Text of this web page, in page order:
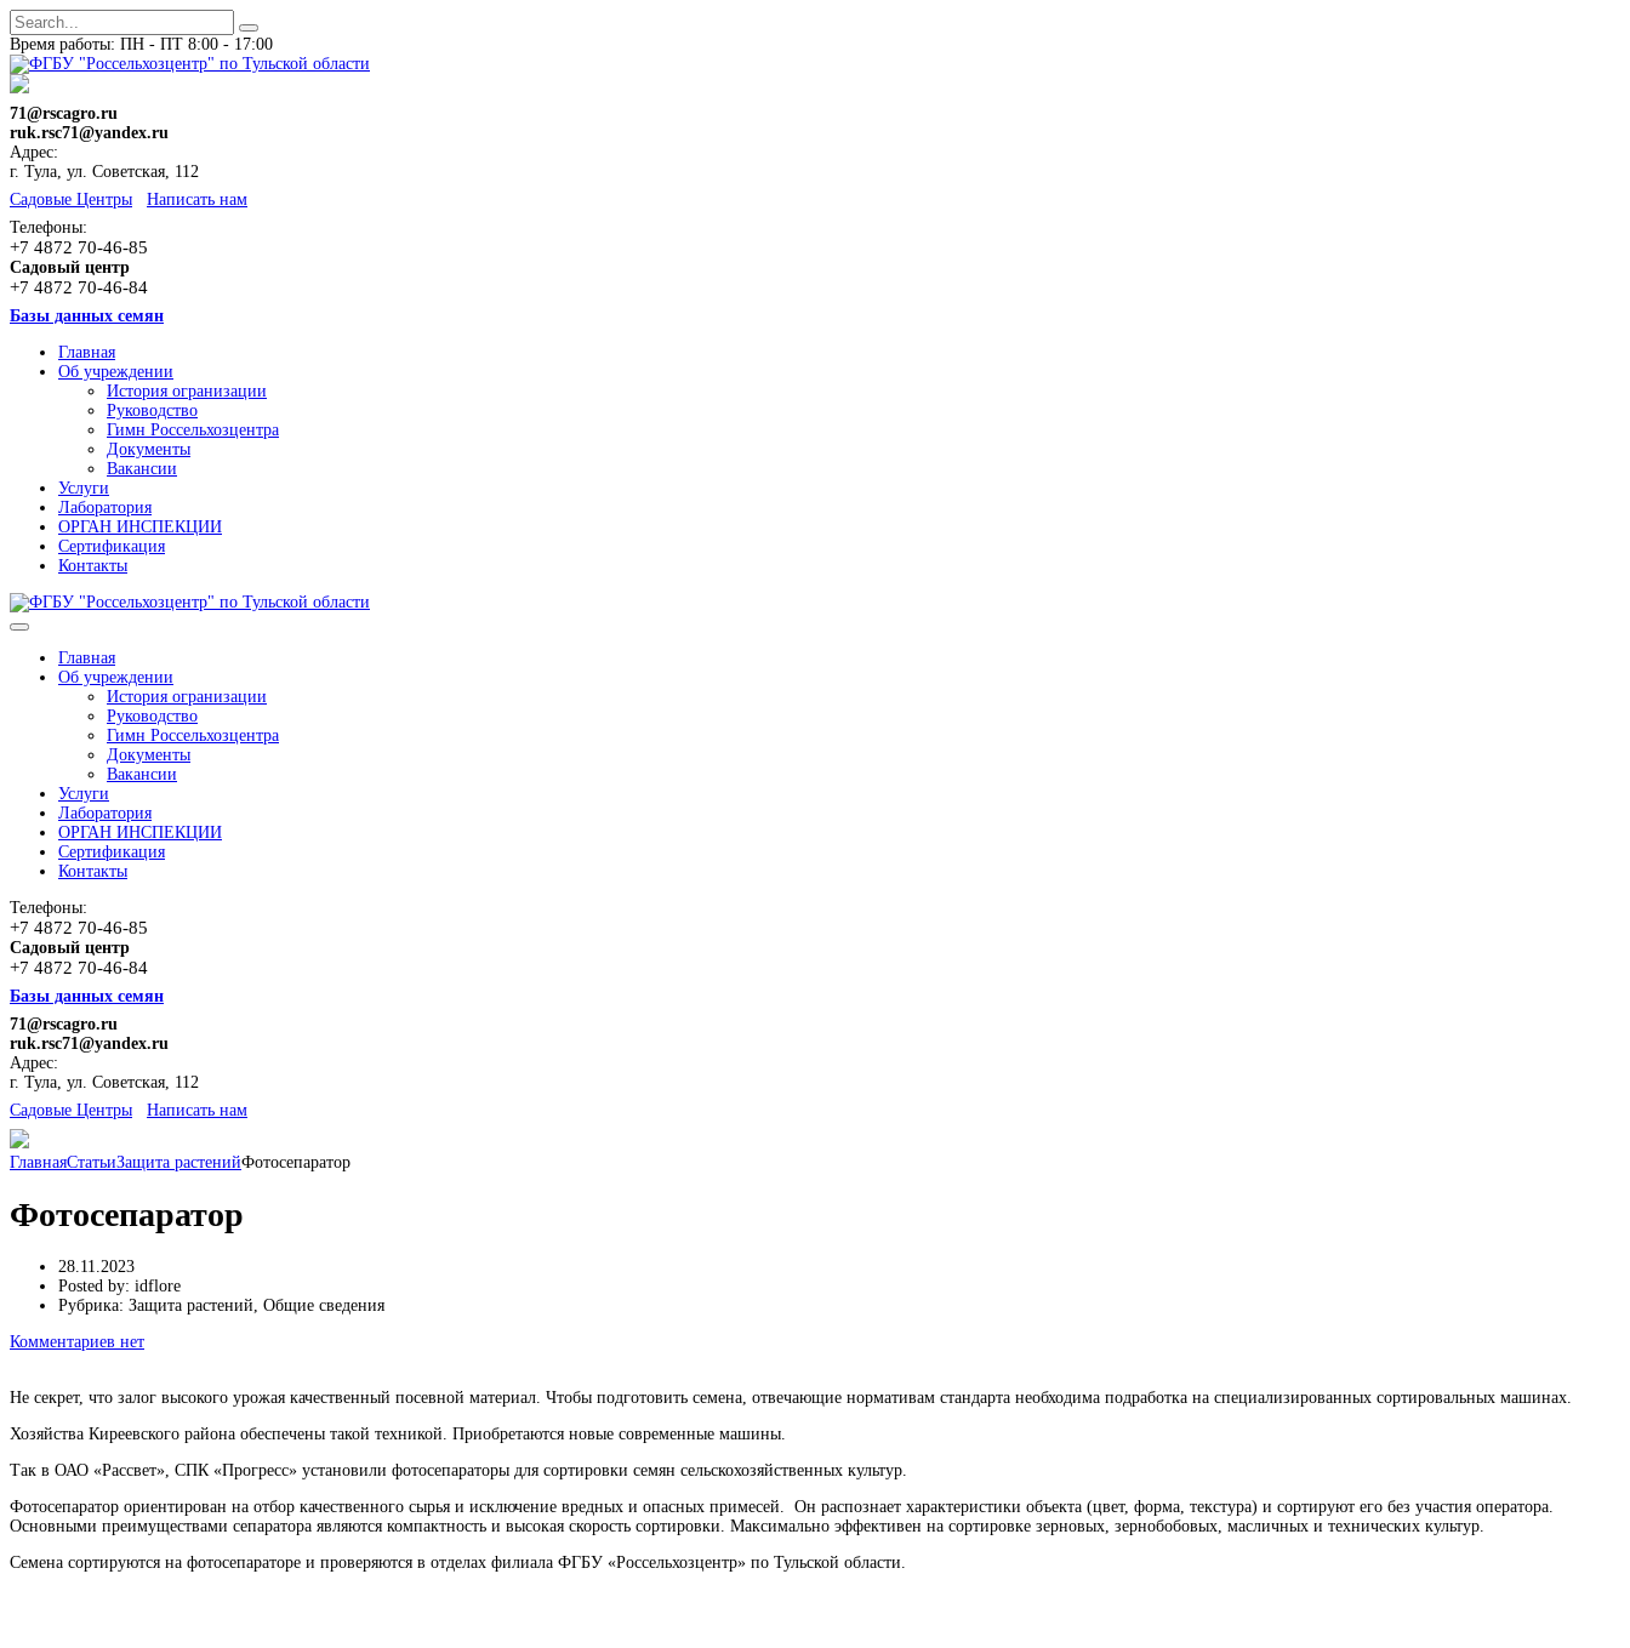
Время работы: ПН - ПТ 8:00 - 17:00
71@rscagro.ru
ruk.rsc71@yandex.ru
Адрес:
г. Тула, ул. Советская, 112
Cадовые Центры
Написать нам
Телефоны:
+7 4872 70-46-85
Садовый центр
+7 4872 70-46-84
Базы данных семян
Главная
Об учреждении
История огранизации
Руководство
Гимн Россельхозцентра
Документы
Вакансии
Услуги
Лаборатория
ОРГАН ИНСПЕКЦИИ
Сертификация
Контакты
Главная
Об учреждении
История огранизации
Руководство
Гимн Россельхозцентра
Документы
Вакансии
Услуги
Лаборатория
ОРГАН ИНСПЕКЦИИ
Сертификация
Контакты
Телефоны:
+7 4872 70-46-85
Садовый центр
+7 4872 70-46-84
Базы данных семян
71@rscagro.ru
ruk.rsc71@yandex.ru
Адрес:
г. Тула, ул. Советская, 112
Cадовые Центры
Написать нам
ГлавнаяСтатьиЗащита растенийФотосепаратор
Фотосепаратор
28.11.2023
Posted by: idflore
Рубрика: Защита растений, Общие сведения
Комментариев нет
Не секрет, что залог высокого урожая качественный посевной материал. Чтобы подготовить семена, отвечающие нормативам стандарта необходима подработка на специализированных сортировальных машинах.
Хозяйства Киреевского района обеспечены такой техникой. Приобретаются новые современные машины.
Так в ОАО «Рассвет», СПК «Прогресс» установили фотосепараторы для сортировки семян сельскохозяйственных культур.
Фотосепаратор ориентирован на отбор качественного сырья и исключение вредных и опасных примесей. Он распознает характеристики объекта (цвет, форма, текстура) и сортируют его без участия оператора.
Основными преимуществами сепаратора являются компактность и высокая скорость сортировки. Максимально эффективен на сортировке зерновых, зернобобовых, масличных и технических культур.
Семена сортируются на фотосепараторе и проверяются в отделах филиала ФГБУ «Россельхозцентр» по Тульской области.